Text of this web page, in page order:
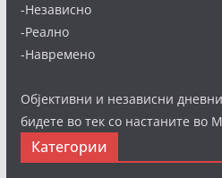
-Независно
-Реално
-Навремено
Објективни и независни
бидете во тек со настаните во
Категории